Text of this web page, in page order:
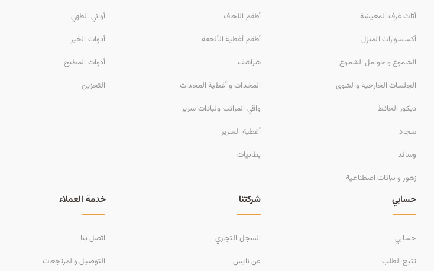
أثاث غرف المعيشة
أكسسوارات المنزل
الشموع و حوامل الشموع
الجلسات الخارجية والشوي
ديكور الحائط
سجاد
وسائد
زهور و نباتات اصطناعية
أطقم اللحاف
أطقم أغطية الألحفة
شراشف
المخدات و أغطية المخدات
واقي المراتب ولبادات سرير
أغطية السرير
بطانيات
أواني الطهي
أدوات الخبز
أدوات المطبخ
التخزين
حسابي
حسابي
تتبع الطلب
شركتنا
السجل التجاري
عن نايس
خدمة العملاء
اتصل بنا
التوصيل والمرتجعات